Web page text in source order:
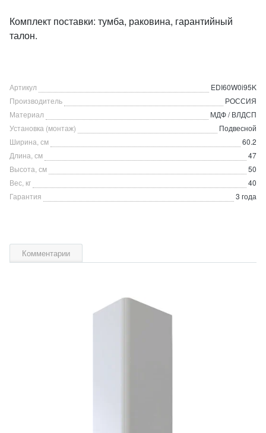
Комплект поставки: тумба, раковина, гарантийный
талон.
Артикул
EDI60W0i95K
Производитель
РОССИЯ
Материал
МДФ / ВЛДСП
Установка (монтаж)
Подвесной
Ширина, см
60.2
Длина, см
47
Высота, см
50
Вес, кг
40
Гарантия
3 года
Комментарии